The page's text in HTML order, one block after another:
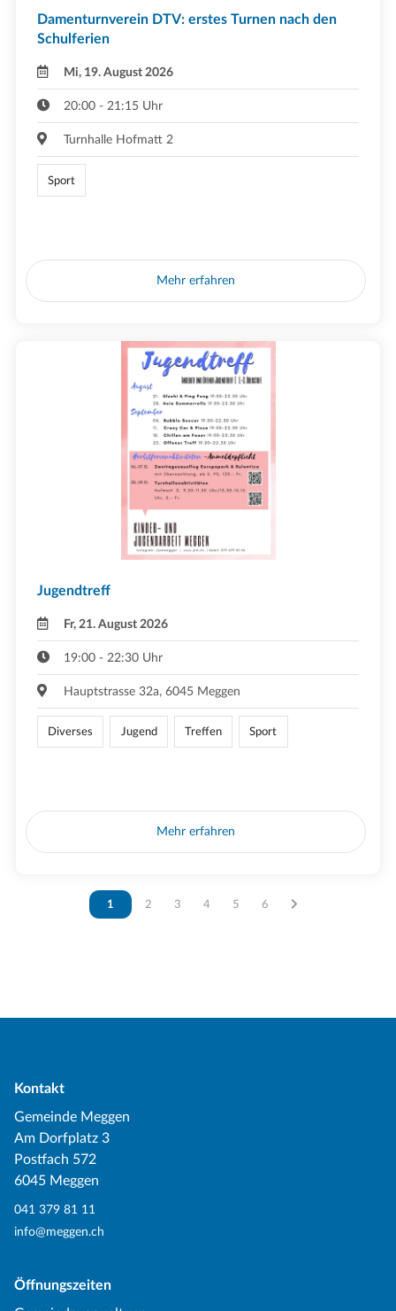
Damenturnverein DTV: erstes Turnen nach den
Schulferien
Mi, 19. August 2026
20:00 - 21:15 Uhr
Turnhalle Hofmatt 2
Sport
Mehr erfahren
Jugendtreff
Fr, 21. August 2026
19:00 - 22:30 Uhr
Hauptstrasse 32a, 6045 Meggen
Diverses Jugend Treffen Sport
Mehr erfahren
Vous êtes sur la page
1 Vous êtes sur la page
2 Vous êtes sur la page
3 Vous êtes sur la page
4 Vous êtes sur la page
5 Vous êtes sur la page
6
Kontakt
Gemeinde Meggen
Am Dorfplatz 3
Postfach 572
6045 Meggen
041 379 81 11
info@meggen.ch
Öffnungszeiten